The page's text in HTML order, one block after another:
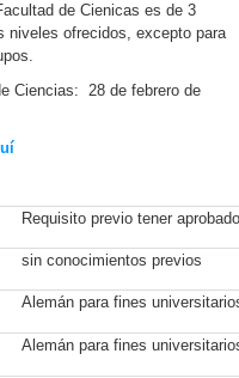
de Cienicas es de 3
niveles ofrecidos, excepto para
Ciencias: 28 de febrero de
Requisito previo tener aprobado
sin conocimientos previos
Alemán para fines
Alemán para fines